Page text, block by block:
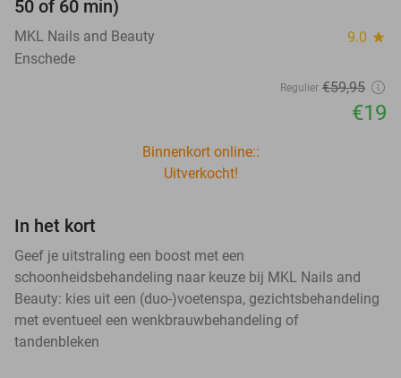
50 of 60 min)
MKL Nails and Beauty 9.0 star
Enschede
Regulier €59,95
€19
Binnenkort online::
Uitverkocht!
In het kort
Geef je uitstraling een boost met een
schoonheidsbehandeling naar keuze bij MKL Nails and
Beauty: kies uit een (duo-)voetenspa, gezichtsbehandeling
met eventueel een wenkbrauwbehandeling of
tandenbleken